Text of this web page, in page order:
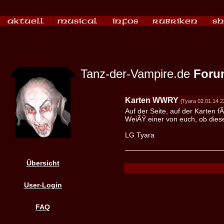
Übersicht
User-Login
FAQ
Tanz-der-Vampire.de
Karten WWRY [Tyara 02.01.14
Auf der Seite, auf der Karten
WeiÃŸ einer von euch, ob
LG Tyara